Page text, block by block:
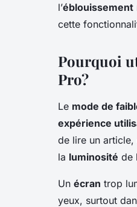
l’éblouissement
cette
Pourquoi
Pro?
Le mode de
expérience
de lire un
la luminosité de
Un écran trop
yeux, surtout